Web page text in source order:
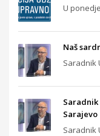
U
Naš
Saradnik
Saradnik
Sarajevo
Saradnik